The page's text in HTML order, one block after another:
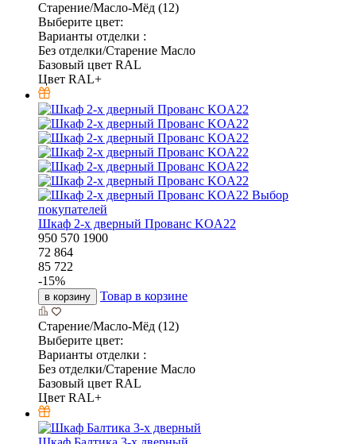
Старение/Масло-Мёд (12)
Выберите цвет:
Варианты отделки :
Без отделки/Старение Масло
Базовый цвет RAL
Цвет RAL+
Выбор
покупателей
Шкаф 2-х дверный Прованс KOA22
950 570 1900
72 864
85 722
-15%
в корзину Товар в корзине
Старение/Масло-Мёд (12)
Выберите цвет:
Варианты отделки :
Без отделки/Старение Масло
Базовый цвет RAL
Цвет RAL+